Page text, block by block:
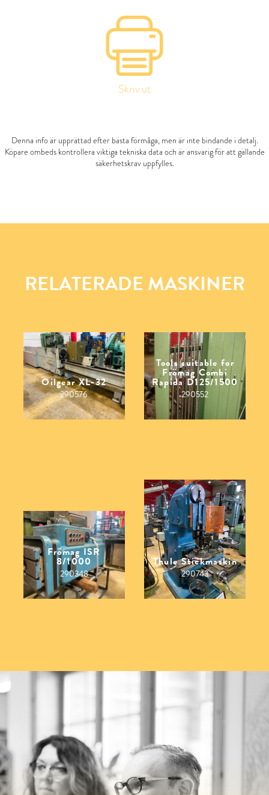
Skriv ut
Denna info är upprättad efter bästa förmåga, men är inte bindande i detalj.
Köpare ombeds kontrollera viktiga tekniska data och är ansvarig för att gällande
säkerhetskrav uppfylles.
RELATERADE MASKINER
Oilgear XL-32
290576
Tools suitable for
Frömag Combi
Rapida D125/1500
290552
Frömag ISR
8/1000
290348
Thule Stickmaskin
290743